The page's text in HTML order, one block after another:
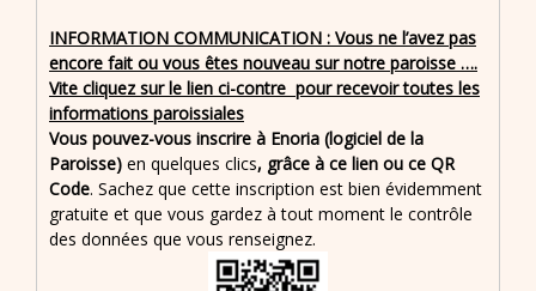
INFORMATION COMMUNICATION : Vous ne l’avez pas
encore fait ou vous êtes nouveau sur notre paroisse ….
Vite cliquez sur le lien ci-contre pour recevoir toutes les
informations paroissiales
Vous pouvez-vous inscrire à Enoria (logiciel de la
Paroisse) en quelques clics, grâce à ce lien ou ce QR
Code. Sachez que cette inscription est bien évidemment
gratuite et que vous gardez à tout moment le contrôle
des données que vous renseignez.